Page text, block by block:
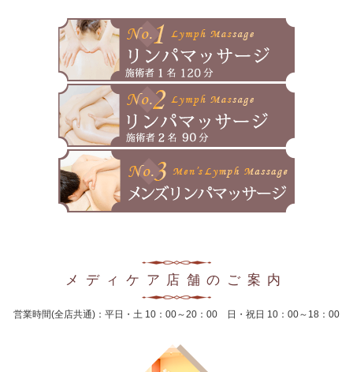
2025年3月
2025年2月
2025年1月
2024年12月
2024年11月
2024年10月
2024年7月
2024年6月
メディケア店舗のご案内
営業時間(全店共通)：平日・土 10：00～20：00 日・祝日 10：00～18：00